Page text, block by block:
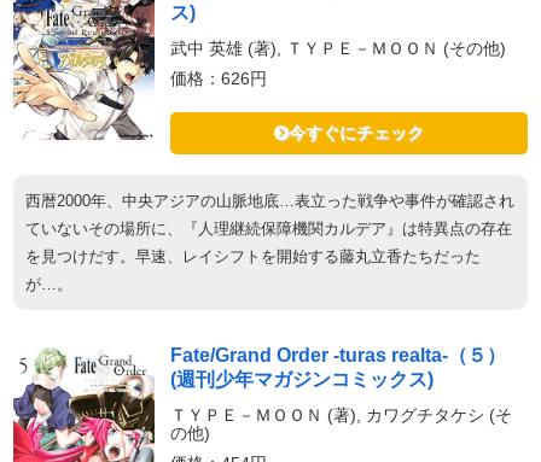
ス)
武中 英雄 (著), ＴＹＰＥ－ＭＯＯＮ (その他)
価格：626円
今すぐにチェック
西暦2000年、中央アジアの山脈地底…表立った戦争や事件が確認され
ていないその場所に、『人理継続保障機関カルデア』は特異点の存在
を見つけだす。早速、レイシフトを開始する藤丸立香たちだった
が…。
Fate/Grand Order -turas realta-（５）
(週刊少年マガジンコミックス)
ＴＹＰＥ－ＭＯＯＮ (著), カワグチタケシ (そ
の他)